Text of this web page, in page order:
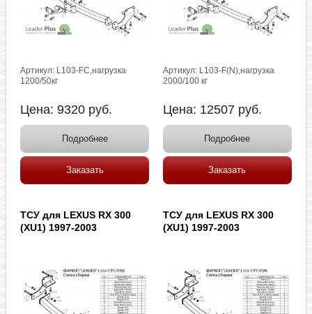
Артикул: L103-FC,нагрузка
1200/50кг
Цена:9320 руб.
Подробнее
Заказать
Артикул: L103-F(N),нагрузка
2000/100 кг
Цена: 12507 руб.
Подробнее
Заказать
ТСУ для LEXUS RX 300
(XU1) 1997-2003
ТСУ для LEXUS RX 300
(XU1) 1997-2003